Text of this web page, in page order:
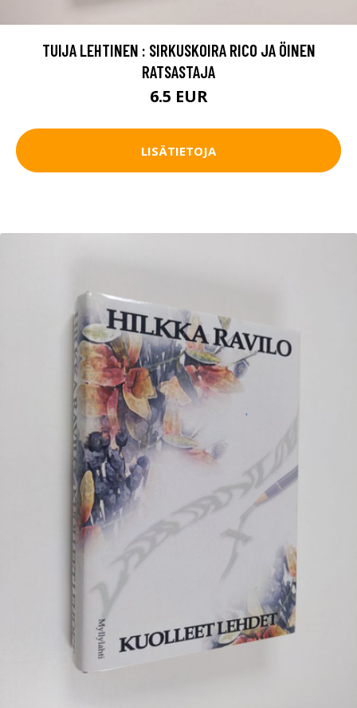
TUIJA LEHTINEN : SIRKUSKOIRA RICO JA ÖINEN
RATSASTAJA
6.5 EUR
LISÄTIETOJA